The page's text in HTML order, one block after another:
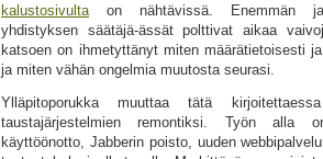
kalustosivultaon nähtävissä. Enemmän ja
yhdistyksen säätäjä-ässät polttivat aikaa
katsoen on ihmetyttänyt miten määrätietoisesti
ja miten vähän ongelmia muutosta seurasi.
Ylläpitoporukka muuttaa tätä
taustajärjestelmien remontiksi. Työn alla
käyttöönotto, Jabberin poisto, uuden